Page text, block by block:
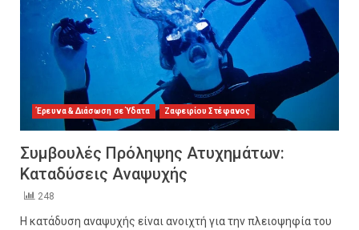
Έρευνα & Διάσωση σε Ύδατα Ζαφειρίου Στέφανος
Συμβουλές Πρόληψης Ατυχημάτων:
Καταδύσεις Αναψυχής
248
Η κατάδυση αναψυχής είναι ανοιχτή για την πλειοψηφία του